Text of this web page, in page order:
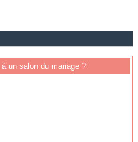
un salon du mariage ?